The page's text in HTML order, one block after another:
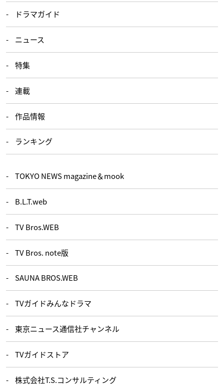
ドラマガイド
ニュース
特集
連載
作品情報
ランキング
TOKYO NEWS magazine＆mook
B.L.T.web
TV Bros.WEB
TV Bros. note版
SAUNA BROS.WEB
TVガイドみんなドラマ
東京ニュース通信社チャンネル
TVガイドストア
株式会社T.S.コンサルティング